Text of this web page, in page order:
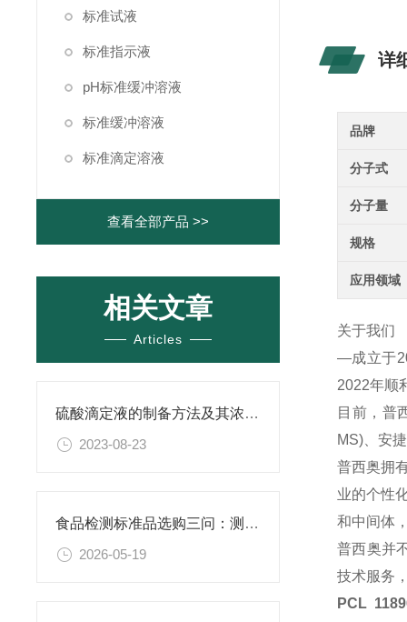
标准试液
标准指示液
pH标准缓冲溶液
标准缓冲溶液
标准滴定溶液
查看全部产品 >>
相关文章
Articles
硫酸滴定液的制备方法及其浓度的确定
2023-08-23
食品检测标准品选购三问：测什么基质？报什么方法？用什么品牌？
2026-05-19
详
品牌
分子式
分子量
规格
应用领域
关于我们
—成立于
2022年顺
目前，普
MS)、安
普西奥拥
业的个性
和中间体
普西奥并
技术服务
PCL